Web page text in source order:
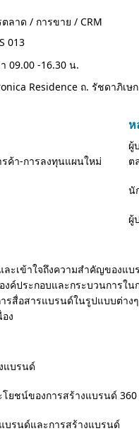
ตลาด / การขาย / CRM
013
า 09.00 -16.30 น.
Residence ถ. รัชดาภิเษก
ห
ค้า-การลงทุนแผนใหม่
ผู้
ต
นั
ผู้
ะเข้าใจถึงความสำคัญของแ
ค์ประกอบและกระบวนการใ
รสื่อสารแบรนด์ในรูปแบบต่า
ง
แบรนด์
ยชน์ของการสร้างแบรนด์ 360
บรนด์และการสร้างแบรนด์